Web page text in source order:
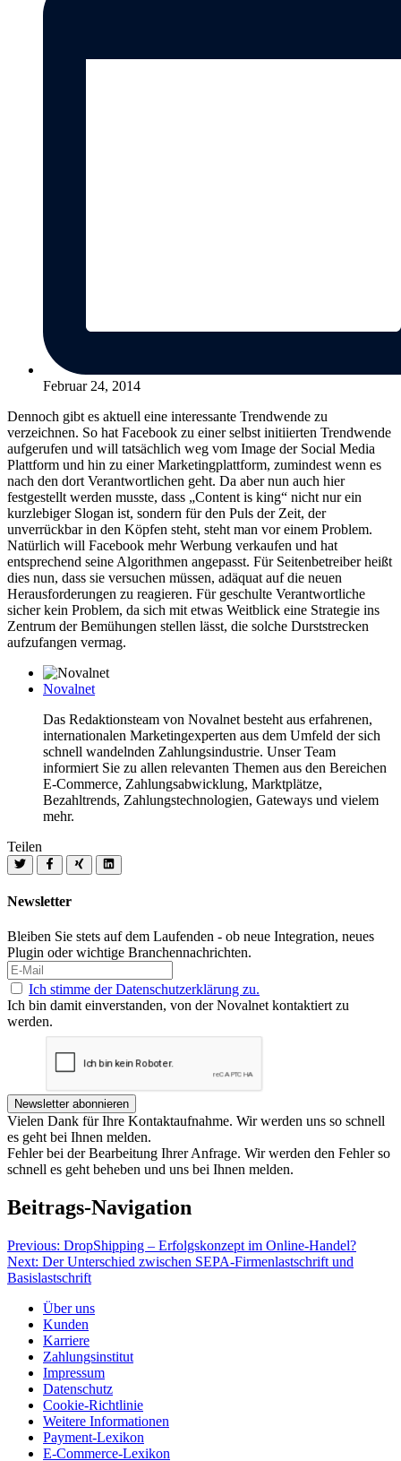
Februar 24, 2014
Dennoch gibt es aktuell eine interessante Trendwende zu
verzeichnen. So hat Facebook zu einer selbst initiierten Trendwende
aufgerufen und will tatsächlich weg vom Image der Social Media
Plattform und hin zu einer Marketingplattform, zumindest wenn es
nach den dort Verantwortlichen geht. Da aber nun auch hier
festgestellt werden musste, dass „Content is king“ nicht nur ein
kurzlebiger Slogan ist, sondern für den Puls der Zeit, der
unverrückbar in den Köpfen steht, steht man vor einem Problem.
Natürlich will Facebook mehr Werbung verkaufen und hat
entsprechend seine Algorithmen angepasst. Für Seitenbetreiber heißt
dies nun, dass sie versuchen müssen, adäquat auf die neuen
Herausforderungen zu reagieren. Für geschulte Verantwortliche
sicher kein Problem, da sich mit etwas Weitblick eine Strategie ins
Zentrum der Bemühungen stellen lässt, die solche Durststrecken
aufzufangen vermag.
Novalnet
Das Redaktionsteam von Novalnet besteht aus erfahrenen,
internationalen Marketingexperten aus dem Umfeld der sich
schnell wandelnden Zahlungsindustrie. Unser Team
informiert Sie zu allen relevanten Themen aus den Bereichen
E-Commerce, Zahlungsabwicklung, Marktplätze,
Bezahltrends, Zahlungstechnologien, Gateways und vielem
mehr.
Teilen
Newsletter
Bleiben Sie stets auf dem Laufenden - ob neue Integration, neues
Plugin oder wichtige Branchennachrichten.
Ich stimme der Datenschutzerklärung zu.
Ich bin damit einverstanden, von der Novalnet kontaktiert zu
werden.
Newsletter abonnieren
Vielen Dank für Ihre Kontaktaufnahme. Wir werden uns so schnell
es geht bei Ihnen melden.
Fehler bei der Bearbeitung Ihrer Anfrage. Wir werden den Fehler so
schnell es geht beheben und uns bei Ihnen melden.
Beitrags-Navigation
Previous: DropShipping – Erfolgskonzept im Online-Handel?
Next: Der Unterschied zwischen SEPA-Firmenlastschrift und
Basislastschrift
Über uns
Kunden
Karriere
Zahlungsinstitut
Impressum
Datenschutz
Cookie-Richtlinie
Weitere Informationen
Payment-Lexikon
E-Commerce-Lexikon